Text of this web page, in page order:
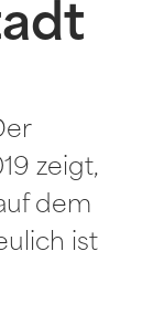
zeigt,
dem
ist